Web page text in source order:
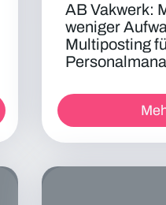
AB Vakwerk:
weniger
Multiposting